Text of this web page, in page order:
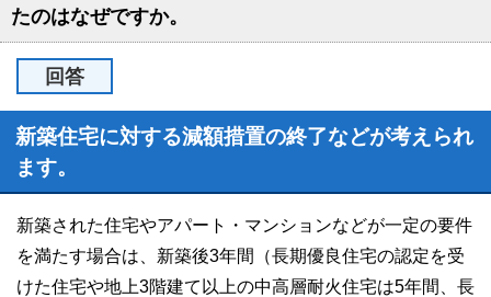
たのはなぜですか。
回答
新築住宅に対する減額措置の終了などが考えられ
ます。
新築された住宅やアパート・マンションなどが一定の要件
を満たす場合は、新築後3年間（長期優良住宅の認定を受
けた住宅や地上3階建て以上の中高層耐火住宅は5年間、長